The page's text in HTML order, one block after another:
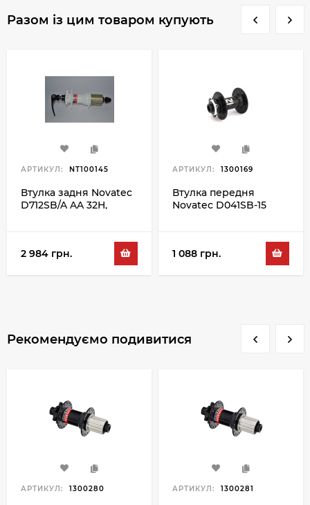
Разом із цим товаром купують
АРТИКУЛ: NT100145
Втулка задня Novatec
D712SB/A AA 32H,
2 984 грн.
АРТИКУЛ: 1300169
Втулка передня
Novatec D041SB-15
1 088 грн.
Рекомендуємо подивитися
АРТИКУЛ: 1300280 АРТИКУЛ: 1300281